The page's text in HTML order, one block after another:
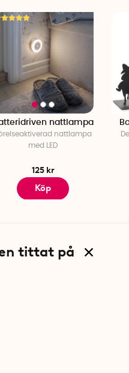
nattlampa
nattlampa
med LED
125 kr
Köp
tittat på